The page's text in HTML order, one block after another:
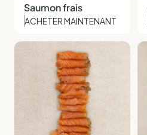
Saumon frais
ACHETER MAINTENANT